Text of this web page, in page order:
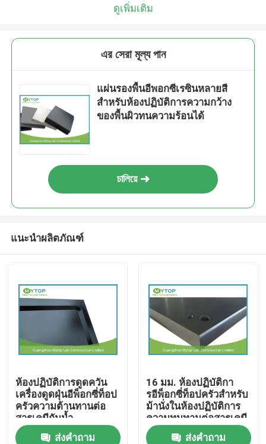
บ้าน
ดูเพิ่มเติม
এর সেরা মূল্য পান
แผ่นรองพื้นอีพอกซีเรซินหลายสี
สำหรับห้องปฏิบัติการความกว้าง
ของพื้นผิวทนความร้อนได้
চালিয়ে
แนะนำผลิตภัณฑ์
ห้องปฏิบัติการดูดควัน
เครื่องดูดฝุ่นอีพ็อกซี่ท็อป
ครัวความต้านทานต่อ
สารเคมีกันน้ำ
ส่งคำถาม
16 มม. ห้องปฏิบัติกา
รอีพ็อกซี่ท็อปครัวสำหรับ
ม้านั่งในห้องปฏิบัติการ
ความทนทานต่อสารเคมี
ที่เป็นกรดด่าง
ส่งคำถาม